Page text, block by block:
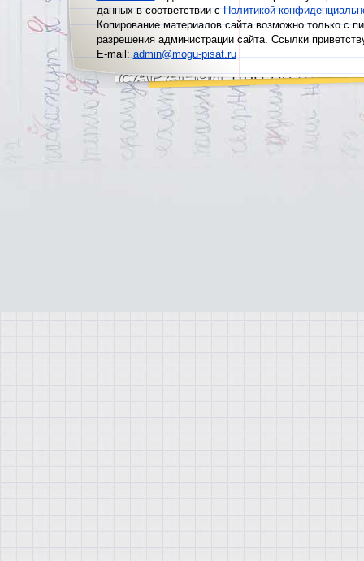
данных в соответствии сПолитикой
Копирование материалов сайта возможно только с
разрешения администрации сайта. Ссылки
E-mail:admin@mogu-pisat.ru